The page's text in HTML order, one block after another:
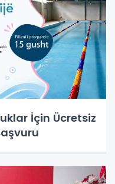
İçin Ücretsiz